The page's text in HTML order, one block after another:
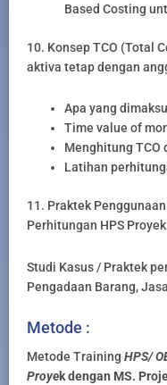
Based Costing
10. Konsep TCO (Total
aktiva tetap dengan
Apa yang
Time value of
Menghitung TCO
Latihan
11. Praktek
Perhitungan HPS
Studi Kasus / Praktek
Pengadaan Barang,
Metode :
Metode Training HPS/
Proyek dengan MS.